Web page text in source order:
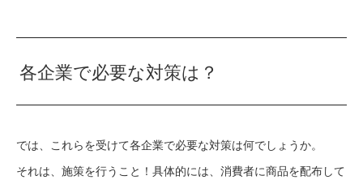
各企業で必要な対策は？
では、これらを受けて各企業で必要な対策は何でしょうか。
それは、施策を行うこと！具体的には、消費者に商品を配布して